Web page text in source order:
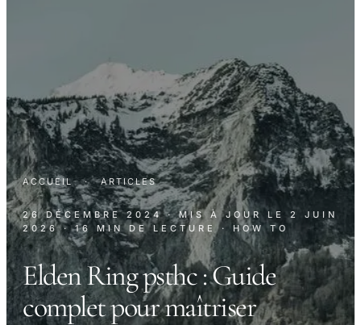
ACCUEIL · ARTICLES
26 DÉCEMBRE 2024 · MIS À JOUR LE 2 JUIN
2026 · 16 MIN DE LECTURE · HOW TO
Elden Ring psthc : Guide
complet pour maîtriser